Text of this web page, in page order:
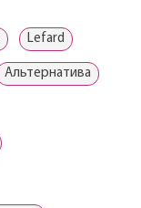
Lefard
Альтернатива